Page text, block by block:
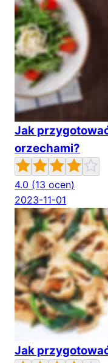
Jak
orzechami?
4.0 (13 ocen)
2023-11-01
Jak